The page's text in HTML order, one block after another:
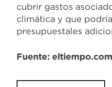
cubrir gastos
climática y que
presupuestales
Fuente: eltiempo.com